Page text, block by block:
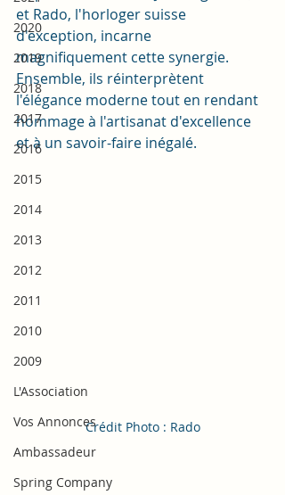
2020
2019
2018
2017
2016
2015
2014
2013
2012
2011
2010
2009
L'Association
Vos Annonces
Ambassadeur
Spring Company
et Rado, l'horloger suisse
d'exception, incarne
magnifiquement cette synergie.
Ensemble, ils réinterprètent
l'élégance moderne tout en rendant
hommage à l'artisanat d'excellence
et à un savoir-faire inégalé.
Crédit Photo : Rado